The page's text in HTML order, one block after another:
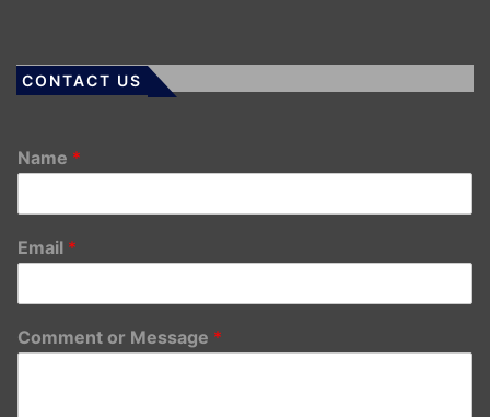
CONTACT US
Name *
Email *
Comment or Message *